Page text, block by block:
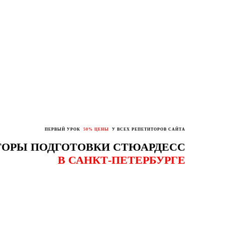
ПЕРВЫЙ УРОК 50% ЦЕНЫ У ВСЕХ РЕПЕТИТОРОВ САЙТА
ПОДГОТОВКИ СТЮАРДЕСС
В САНКТ-ПЕТЕРБУРГЕ